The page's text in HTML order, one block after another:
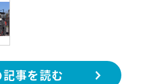
事を読む